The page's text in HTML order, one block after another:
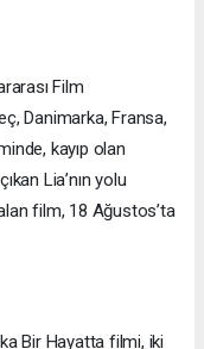
Film
Danimarka, Fransa,
kayıp olan
Lia’nın yolu
alan film, 18 Ağustos’ta
Bir Hayatta filmi, iki